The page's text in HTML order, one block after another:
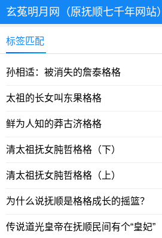
玄菟明月网（原抚顺七千年网站）
标签匹配
孙相适：被消失的詹泰格格
太祖的长女叫东果格格
鲜为人知的莽古济格格
清太祖抚女肫哲格格（下）
清太祖抚女肫哲格格（上）
为什么说抚顺是格格成长的摇篮？
传说道光皇帝在抚顺民间有个“皇妃”